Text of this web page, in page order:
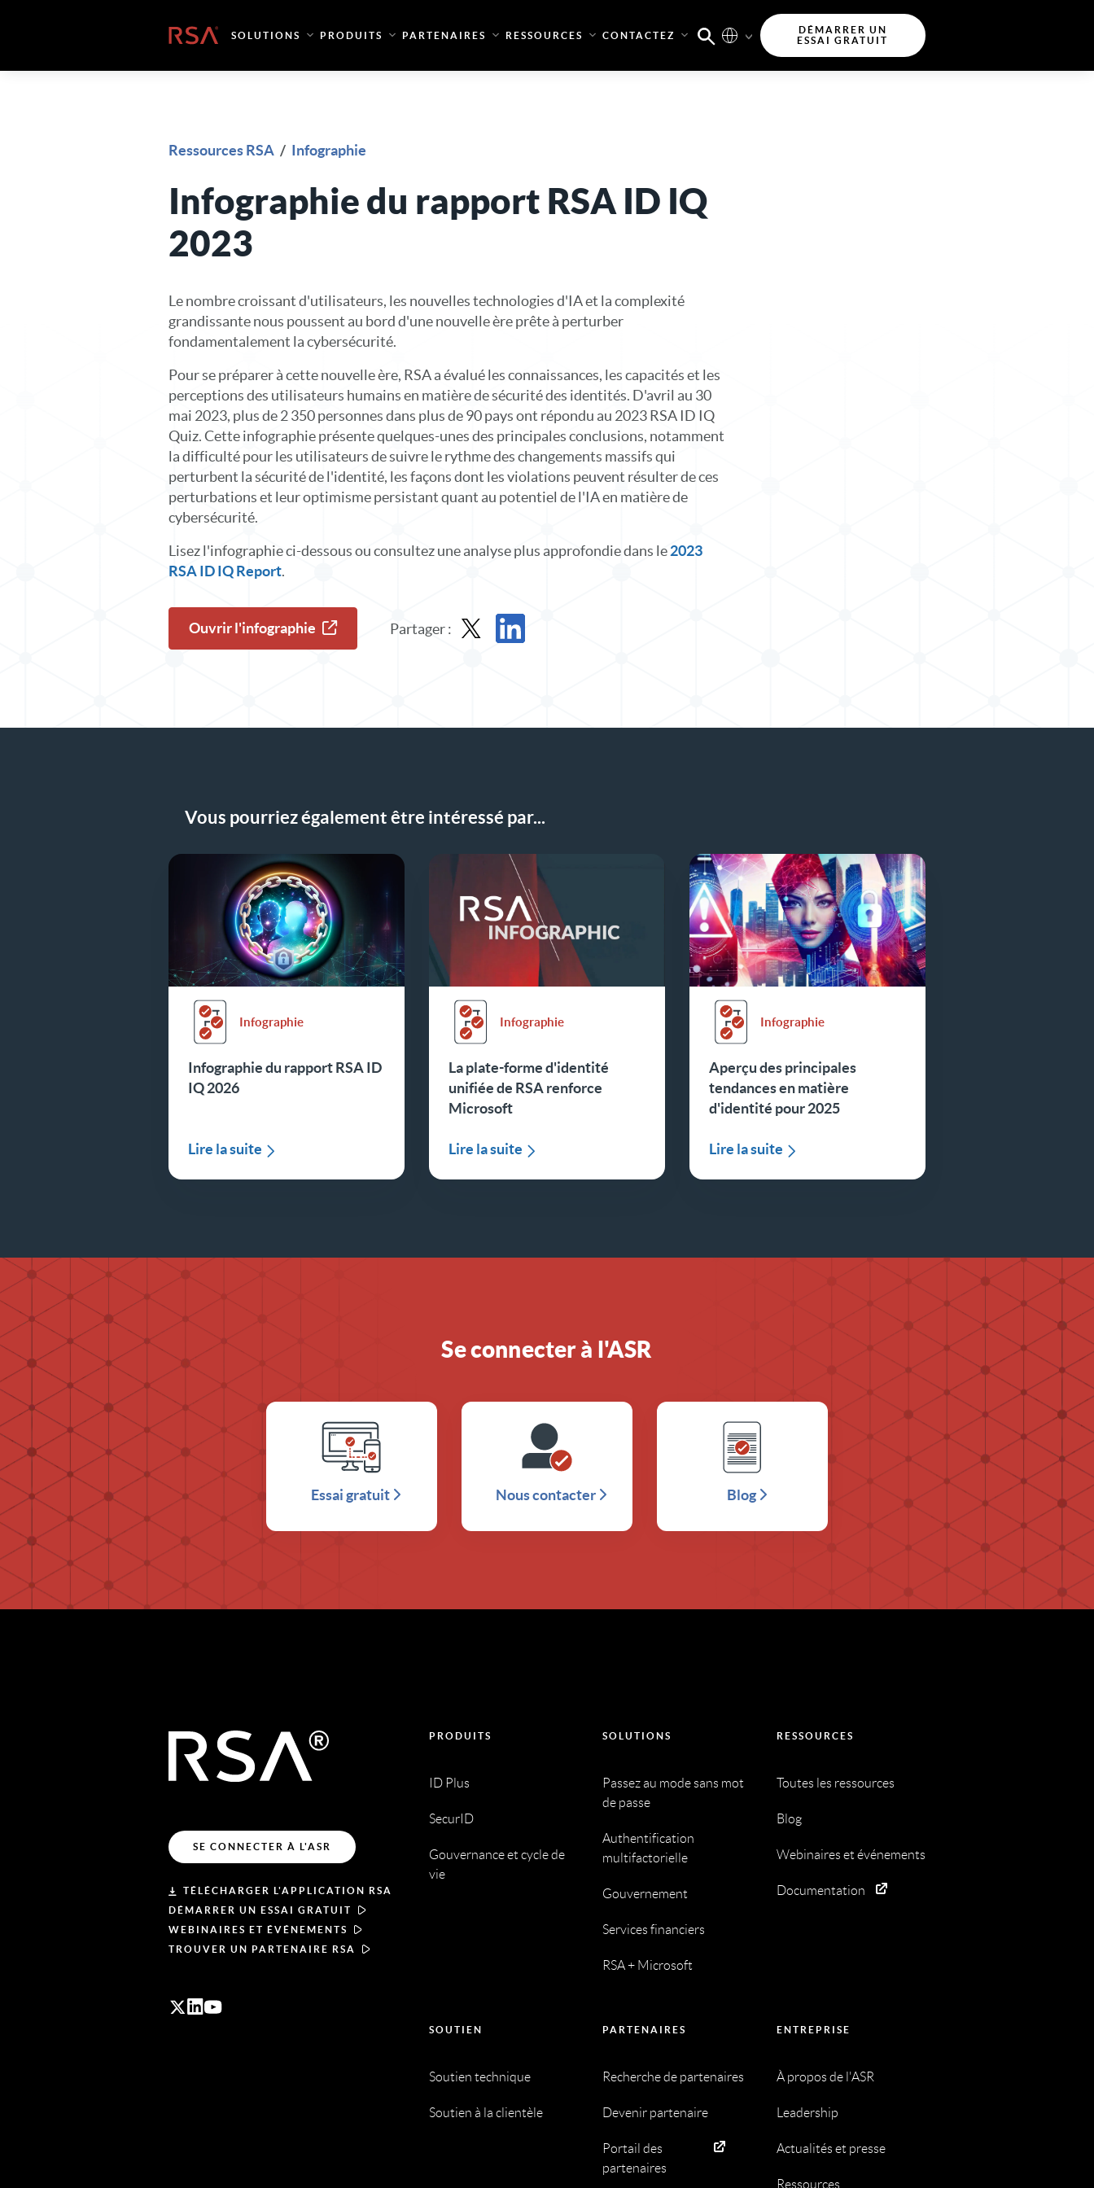
Accueil SOLUTIONS PRODUITS PARTENAIRES RESSOURCES CONTACTEZ
DÉMARRER UN
ESSAI GRATUIT
Ressources RSA / Infographie
Infographie du rapport RSA ID IQ
2023
Le nombre croissant d'utilisateurs, les nouvelles technologies d'IA et la complexité
grandissante nous poussent au bord d'une nouvelle ère prête à perturber
fondamentalement la cybersécurité.
Pour se préparer à cette nouvelle ère, RSA a évalué les connaissances, les capacités et les
perceptions des utilisateurs humains en matière de sécurité des identités. D'avril au 30
mai 2023, plus de 2 350 personnes dans plus de 90 pays ont répondu au 2023 RSA ID IQ
Quiz. Cette infographie présente quelques-unes des principales conclusions, notamment
la difficulté pour les utilisateurs de suivre le rythme des changements massifs qui
perturbent la sécurité de l'identité, les façons dont les violations peuvent résulter de ces
perturbations et leur optimisme persistant quant au potentiel de l'IA en matière de
cybersécurité.
Lisez l'infographie ci-dessous ou consultez une analyse plus approfondie dans le2023
RSA ID IQ Report.
Ouvrir l'infographie Partager :
Vous pourriez également être intéressé par...
Infographie
Infographie du rapport RSA ID
IQ 2026
Lire la suite
Infographie
La plate-forme d'identité
unifiée de RSA renforce
Microsoft
Lire la suite
Infographie
Aperçu des principales
tendances en matière
d'identité pour 2025
Lire la suite
Se connecter à l'ASR
Essai gratuit Nous contacter Blog
SE CONNECTER À L'ASR
TÉLÉCHARGER L'APPLICATION RSA
DÉMARRER UN ESSAI GRATUIT
WEBINAIRES ET ÉVÉNEMENTS
TROUVER UN PARTENAIRE RSA
PRODUITS
ID Plus
SecurID
Gouvernance et cycle de
vie
SOLUTIONS
Passez au mode sans mot
de passe
Authentification
multifactorielle
Gouvernement
Services financiers
RSA + Microsoft
RESSOURCES
Toutes les ressources
Blog
Webinaires et événements
Documentation
SOUTIEN
Soutien technique
Soutien à la clientèle
PARTENAIRES
Recherche de partenaires
Devenir partenaire
Portail des
partenaires
ENTREPRISE
À propos de l'ASR
Leadership
Actualités et presse
Ressources